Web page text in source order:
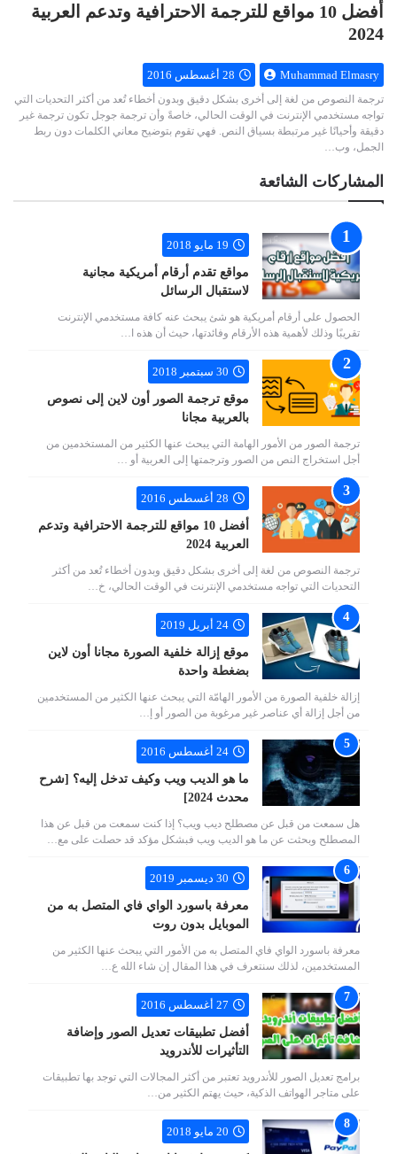
أفضل 10 مواقع للترجمة الاحترافية وتدعم العربية
2024
Muhammad Elmasry 28 أغسطس 2016
ترجمة النصوص من لغة إلى أخرى بشكل دقيق وبدون أخطاء تُعد من أكثر التحديات التي
تواجه مستخدمي الإنترنت في الوقت الحالي، خاصةً وأن ترجمة جوجل تكون ترجمة غير
دقيقة وأحيانًا غير مرتبطة بسياق النص. فهي تقوم بتوضيح معاني الكلمات دون ربط
الجمل، وب…
المشاركات الشائعة
19 مايو 2018
مواقع تقدم أرقام أمريكية مجانية
لاستقبال الرسائل
الحصول على أرقام أمريكية هو شئ يبحث عنه كافة مستخدمي الإنترنت
تقريبًا وذلك لأهمية هذه الأرقام وفائدتها، حيث أن هذه ا…
30 سبتمبر 2018
موقع ترجمة الصور أون لاين إلى نصوص
بالعربية مجانا
ترجمة الصور من الأمور الهامة التي يبحث عنها الكثير من المستخدمين من
أجل استخراج النص من الصور وترجمتها إلى العربية أو …
28 أغسطس 2016
أفضل 10 مواقع للترجمة الاحترافية وتدعم
العربية 2024
ترجمة النصوص من لغة إلى أخرى بشكل دقيق وبدون أخطاء تُعد من أكثر
التحديات التي تواجه مستخدمي الإنترنت في الوقت الحالي، خ…
24 أبريل 2019
موقع إزالة خلفية الصورة مجانا أون لاين
بضغطة واحدة
إزالة خلفية الصورة من الأمور الهامّة التي يبحث عنها الكثير من المستخدمين
من أجل إزالة أي عناصر غير مرغوبة من الصور أو إ…
24 أغسطس 2016
ما هو الديب ويب وكيف تدخل إليه؟ [شرح
محدث 2024]
هل سمعت من قبل عن مصطلح ديب ويب؟ إذا كنت سمعت من قبل عن هذا
المصطلح وبحثت عن ما هو الديب ويب فبشكل مؤكد قد حصلت على مع…
30 ديسمبر 2019
معرفة باسورد الواي فاي المتصل به من
الموبايل بدون روت
معرفة باسورد الواي فاي المتصل به من الأمور التي يبحث عنها الكثير من
المستخدمين، لذلك سنتعرف في هذا المقال إن شاء الله ع…
27 أغسطس 2016
أفضل تطبيقات تعديل الصور وإضافة
التأثيرات للأندرويد
برامج تعديل الصور للأندرويد تعتبر من أكثر المجالات التي توجد بها تطبيقات
على متاجر الهواتف الذكية، حيث يهتم الكثير من…
20 مايو 2018